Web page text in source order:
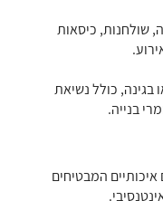
שולחנות, כיסאות
בגינה, כולל נשיאת
בנייה.
המבטיחים